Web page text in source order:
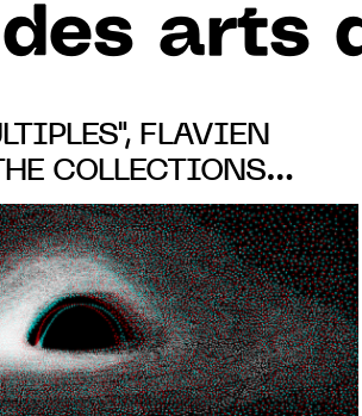
arts
FLAVIEN
COLLECTIONS
DE L'HOLOGRAPHIE AT
ARTS D'ENGHIEN